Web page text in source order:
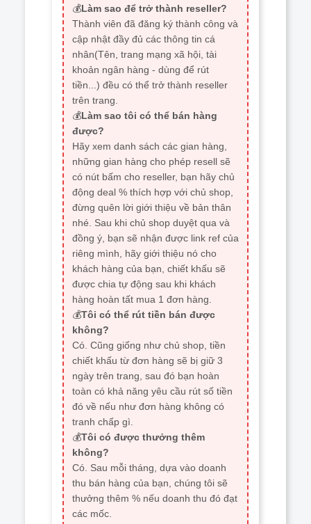
💰Làm sao để trở thành reseller?
Thành viên đã đăng ký thành công và
cập nhật đầy đủ các thông tin cá
nhân(Tên, trang mạng xã hội, tài
khoản ngân hàng - dùng để rút
tiền...) đều có thể trở thành reseller
trên trang.
💰Làm sao tôi có thể bán hàng
được?
Hãy xem danh sách các gian hàng,
những gian hàng cho phép resell sẽ
có nút bấm cho reseller, bạn hãy chủ
động deal % thích hợp với chủ shop,
đừng quên lời giới thiệu về bản thân
nhé. Sau khi chủ shop duyệt qua và
đồng ý, bạn sẽ nhận được link ref của
riêng mình, hãy giới thiệu nó cho
khách hàng của bạn, chiết khấu sẽ
được chia tự động sau khi khách
hàng hoàn tất mua 1 đơn hàng.
💰Tôi có thể rút tiền bán được
không?
Có. Cũng giống như chủ shop, tiền
chiết khấu từ đơn hàng sẽ bị giữ 3
ngày trên trang, sau đó bạn hoàn
toàn có khả năng yêu cầu rút số tiền
đó về nếu như đơn hàng không có
tranh chấp gì.
💰Tôi có được thưởng thêm
không?
Có. Sau mỗi tháng, dựa vào doanh
thu bán hàng của bạn, chúng tôi sẽ
thưởng thêm % nếu doanh thu đó đạt
các mốc.